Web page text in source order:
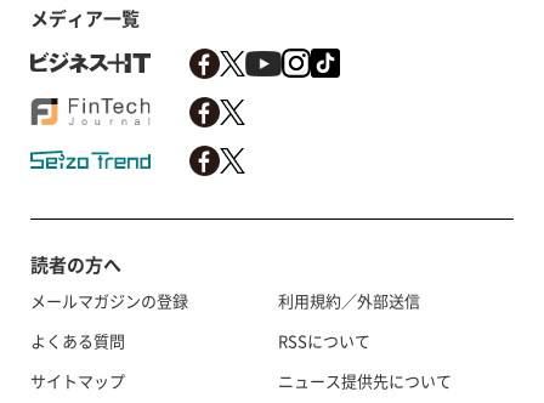
メディア一覧
読者の方へ
メールマガジンの登録
よくある質問
サイトマップ
利用規約／外部送信
RSSについて
ニュース提供先について